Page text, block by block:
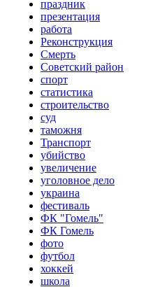
праздник
презентация
работа
Реконструкция
Смерть
Советский район
спорт
статистика
строительство
суд
таможня
Транспорт
убийство
увеличение
уголовное дело
украина
фестиваль
ФК "Гомель"
ФК Гомель
фото
футбол
хоккей
школа